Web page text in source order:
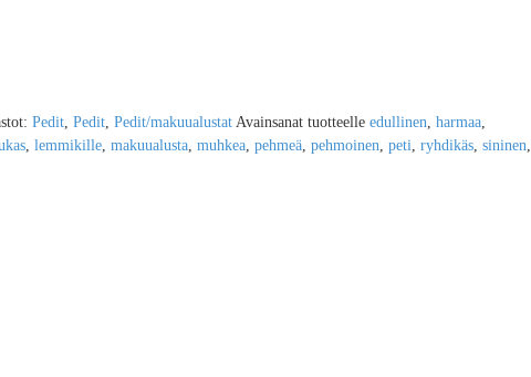
Pedit, Pedit, Pedit/makuualustat Avainsanat tuotteelle edullinen harmaa,
, lemmikille, makuualusta, muhkea, pehmeä, pehmoinen peti ryhdikäs, sininen